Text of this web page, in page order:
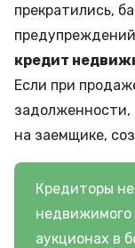
прекратились,
кредит
Если при
задолженности,
на заемщике,
Кредиторы
недвижимого
аукционах в